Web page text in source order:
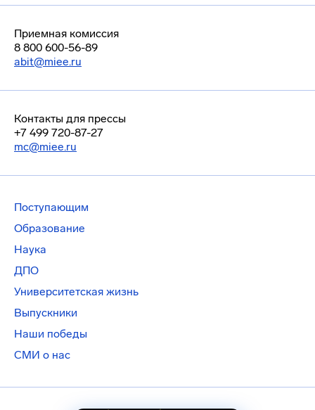
Приемная комиссия
8 800 600-56-89
abit@miee.ru
Контакты для прессы
+7 499 720-87-27
mc@miee.ru
Поступающим
Образование
Наука
ДПО
Университетская жизнь
Выпускники
Наши победы
СМИ о нас